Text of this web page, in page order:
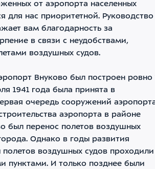
от аэропорта населенных
для нас приоритетной. Руководство
вам благодарность за
в связи с неудобствами,
воздушных судов.
Внуково был построен ровно
1941 года была принята в
очередь сооружений
аэропорта в районе
был перенос полетов воздушных
Однако в годы развития
полетов воздушных судов проходили
пунктами. И только позднее были